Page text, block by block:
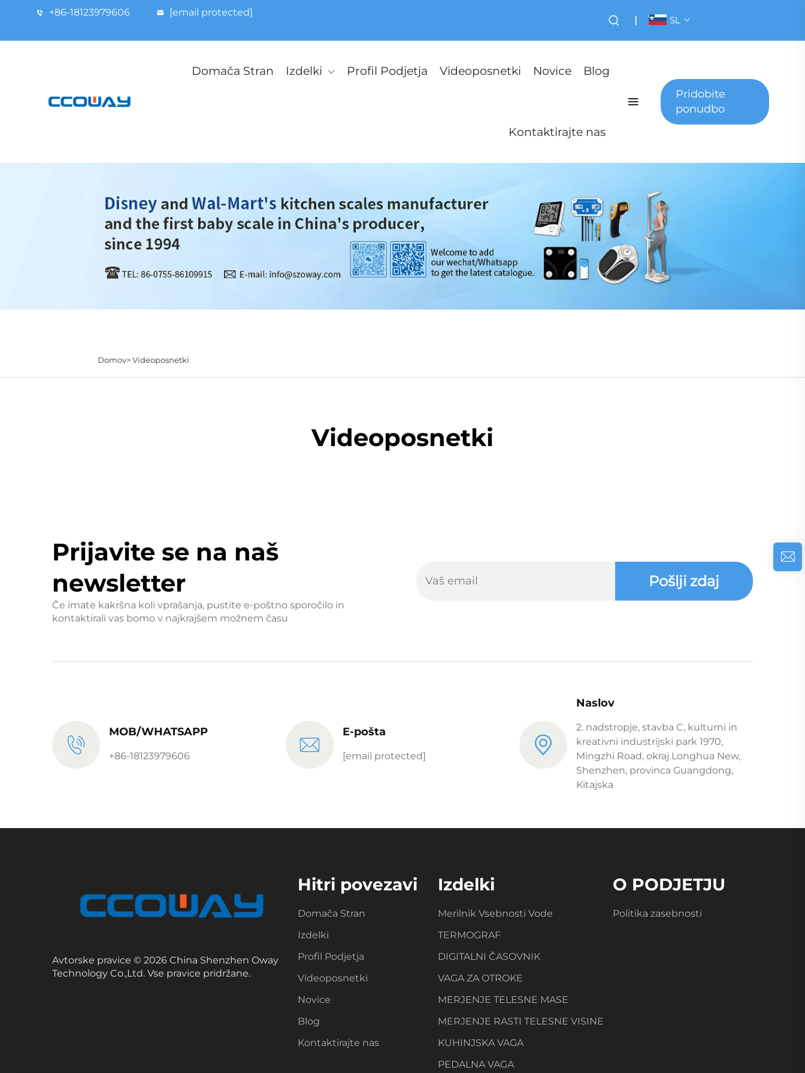
+86-18123979606 [email protected]
| SL
Domača Stran Izdelki Profil Podjetja Videoposnetki Novice Blog
Kontaktirajte nas
Pridobite
ponudbo
Domov>Videoposnetki
Videoposnetki
Prijavite se na naš
newsletter
Če imate kakršna koli vprašanja, pustite e-poštno sporočilo in
kontaktirali vas bomo v najkrajšem možnem času
Pošlji zdaj
MOB/WHATSAPP
+86-18123979606
E-pošta
[email protected]
Naslov
2. nadstropje, stavba C, kulturni in
kreativni industrijski park 1970,
Mingzhi Road, okraj Longhua New,
Shenzhen, provinca Guangdong,
Kitajska
Avtorske pravice © 2026 China Shenzhen Oway
Technology Co.,Ltd. Vse pravice pridržane.
Hitri povezavi
Domača Stran
Izdelki
Profil Podjetja
Videoposnetki
Novice
Blog
Kontaktirajte nas
Izdelki
Merilnik Vsebnosti Vode
TERMOGRAF
DIGITALNI ČASOVNIK
VAGA ZA OTROKE
MERJENJE TELESNE MASE
MERJENJE RASTI TELESNE VISINE
KUHINJSKA VAGA
PEDALNA VAGA
O PODJETJU
Politika zasebnosti